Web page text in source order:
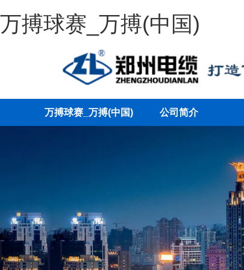
万搏球赛_万搏(中国)
万搏球赛_万搏(中国) 公司简介